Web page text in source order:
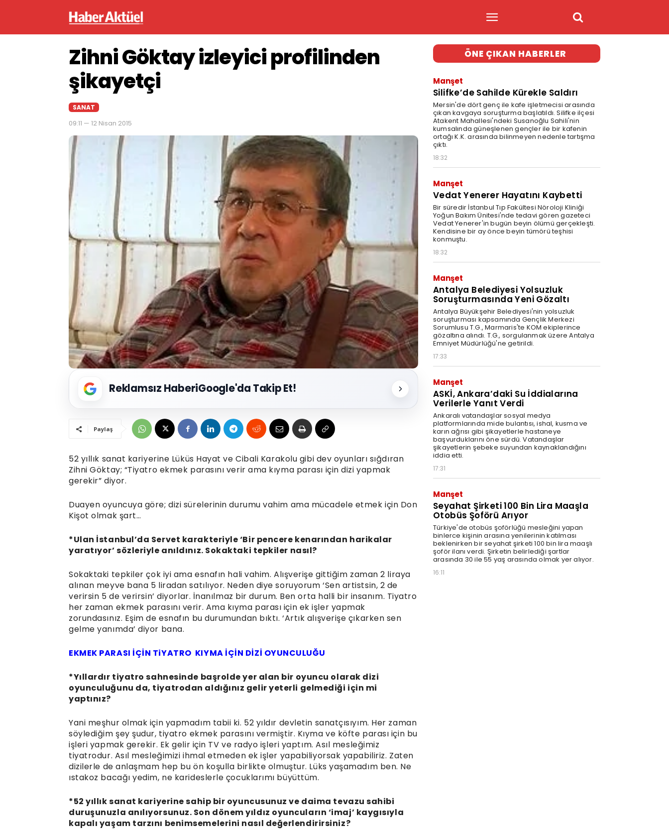
Zihni Göktay izleyici profilinden
şikayetçi
SANAT
09:11 — 12 Nisan 2015
Reklamsız HaberiGoogle'da Takip Et!
Paylaş
52 yıllık sanat kariyerine Lüküs Hayat ve Cibali Karakolu gibi dev oyunları sığdıran
Zihni Göktay; “Tiyatro ekmek parasını verir ama kıyma parası için dizi yapmak
gerekir” diyor.
Duayen oyuncuya göre; dizi sürelerinin durumu vahim ama mücadele etmek için Don
Kişot olmak şart…
*Ulan İstanbul’da Servet karakteriyle ‘Bir pencere kenarından harikalar
yaratıyor’ sözleriyle anıldınız. Sokaktaki tepkiler nasıl?
Sokaktaki tepkiler çok iyi ama esnafın hali vahim. Alışverişe gittiğim zaman 2 liraya
alınan meyve bana 5 liradan satılıyor. Neden diye soruyorum ‘Sen artistsin, 2 de
verirsin 5 de verirsin’ diyorlar. İnanılmaz bir durum. Ben orta halli bir insanım. Tiyatro
her zaman ekmek parasını verir. Ama kıyma parası için ek işler yapmak
zorundasınız. Eşim de esnafın bu durumundan bıktı. ‘Artık alışverişe çıkarken sen
gelme yanımda’ diyor bana.
EKMEK PARASI İÇİN TiYATRO KIYMA İÇİN DİZİ OYUNCULUĞU
*Yıllardır tiyatro sahnesinde başrolde yer alan bir oyuncu olarak dizi
oyunculuğunu da, tiyatrodan aldığınız gelir yeterli gelmediği için mi
yaptınız?
Yani meşhur olmak için yapmadım tabii ki. 52 yıldır devletin sanatçısıyım. Her zaman
söylediğim şey şudur, tiyatro ekmek parasını vermiştir. Kıyma ve köfte parası için bu
işleri yapmak gerekir. Ek gelir için TV ve radyo işleri yaptım. Asıl mesleğimiz
tiyatrodur. Asıl mesleğimizi ihmal etmeden ek işler yapabiliyorsak yapabiliriz. Zaten
dizilerle de anlaşmam hep bu ön koşulla birlikte olmuştur. Lüks yaşamadım ben. Ne
ıstakoz bacağı yedim, ne karideslerle çocuklarımı büyüttüm.
*52 yıllık sanat kariyerine sahip bir oyuncusunuz ve daima tevazu sahibi
duruşunuzla anılıyorsunuz. Son dönem yıldız oyuncuların ‘imaj’ kaygısıyla
kapalı yaşam tarzını benimsemelerini nasıl değerlendirirsiniz?
ÖNE ÇIKAN HABERLER
Manşet
Silifke’de Sahilde Kürekle Saldırı
Mersin'de dört genç ile kafe işletmecisi arasında
çıkan kavgaya soruşturma başlatıldı. Silifke ilçesi
Atakent Mahallesi'ndeki Susanoğlu Sahili'nin
kumsalında güneşlenen gençler ile bir kafenin
ortağı K.K. arasında bilinmeyen nedenle tartışma
çıktı.
18:32
Manşet
Vedat Yenerer Hayatını Kaybetti
Bir süredir İstanbul Tıp Fakültesi Nöroloji Kliniği
Yoğun Bakım Ünitesi'nde tedavi gören gazeteci
Vedat Yenerer'in bugün beyin ölümü gerçekleşti.
Kendisine bir ay önce beyin tümörü teşhisi
konmuştu.
18:32
Manşet
Antalya Belediyesi Yolsuzluk
Soruşturmasında Yeni Gözaltı
Antalya Büyükşehir Belediyesi'nin yolsuzluk
soruşturması kapsamında Gençlik Merkezi
Sorumlusu T.G., Marmaris'te KOM ekiplerince
gözaltına alındı. T.G., sorgulanmak üzere Antalya
Emniyet Müdürlüğü'ne getirildi.
17:33
Manşet
ASKİ, Ankara’daki Su İddialarına
Verilerle Yanıt Verdi
Ankaralı vatandaşlar sosyal medya
platformlarında mide bulantısı, ishal, kusma ve
karın ağrısı gibi şikayetlerle hastaneye
başvurduklarını öne sürdü. Vatandaşlar
şikayetlerin şebeke suyundan kaynaklandığını
iddia etti.
17:31
Manşet
Seyahat Şirketi 100 Bin Lira Maaşla
Otobüs Şoförü Arıyor
Türkiye'de otobüs şoförlüğü mesleğini yapan
binlerce kişinin arasına yenilerinin katılması
beklenirken bir seyahat şirketi 100 bin lira maaşlı
şoför ilanı verdi. Şirketin belirlediği şartlar
arasında 30 ile 55 yaş arasında olmak yer alıyor.
16:11